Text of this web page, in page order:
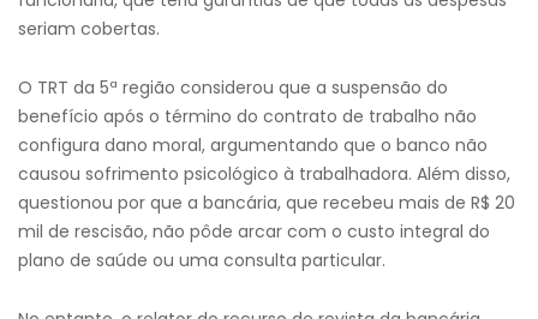
seriam cobertas.
O TRT da 5ª região considerou que a suspensão do
benefício após o término do contrato de trabalho não
configura dano moral, argumentando que o banco não
causou sofrimento psicológico à trabalhadora. Além disso,
questionou por que a bancária, que recebeu mais de R$ 20
mil de rescisão, não pôde arcar com o custo integral do
plano de saúde ou uma consulta particular.